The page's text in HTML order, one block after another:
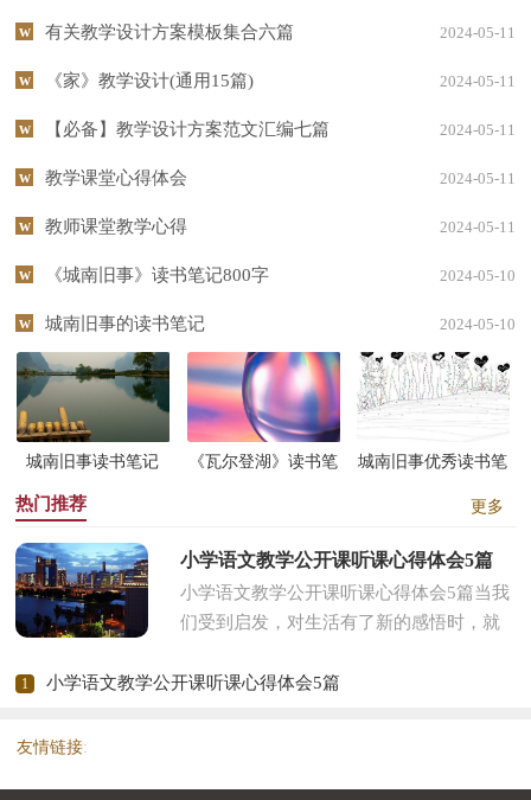
有关教学设计方案模板集合六篇 2024-05-11
《家》教学设计(通用15篇) 2024-05-11
【必备】教学设计方案范文汇编七篇 2024-05-11
教学课堂心得体会 2024-05-11
教师课堂教学心得 2024-05-11
《城南旧事》读书笔记800字 2024-05-10
城南旧事的读书笔记 2024-05-10
城南旧事读书笔记
《瓦尔登湖》读书笔
城南旧事优秀读书笔
热门推荐 更多
小学语文教学公开课听课心得体会5篇
小学语文教学公开课听课心得体会5篇当我
们受到启发，对生活有了新的感悟时，就
帮助我们总结以往思想、工作...
1 小学语文教学公开课听课心得体会5篇
友情链接: